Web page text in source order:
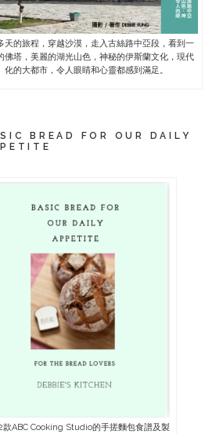
天的旅程，穿越沙漠，走入古絲路中亞段，看到一
佛塔，美麗的湖光山色，神秘的伊斯蘭文化，現代
化的大都市，令人眼睛和心靈都感到滿足。
BREAD FOR OUR DAILY
款ABC Cooking Studio的手搓麵包食譜及製